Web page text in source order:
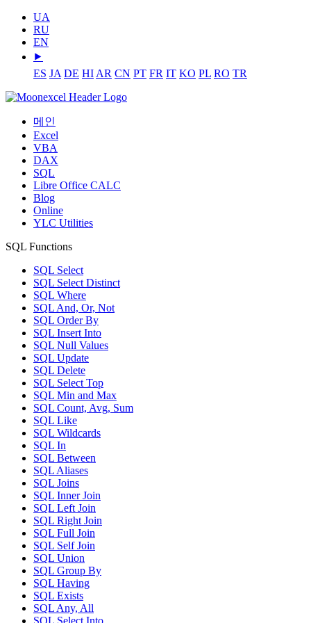
UA
RU
EN
⯈
ES JA DE HI AR CN PT FR IT KO PL RO TR
메인
Excel
VBA
DAX
SQL
Libre Office CALC
Blog
Online
YLC Utilities
SQL Functions
SQL Select
SQL Select Distinct
SQL Where
SQL And, Or, Not
SQL Order By
SQL Insert Into
SQL Null Values
SQL Update
SQL Delete
SQL Select Top
SQL Min and Max
SQL Count, Avg, Sum
SQL Like
SQL Wildcards
SQL In
SQL Between
SQL Aliases
SQL Joins
SQL Inner Join
SQL Left Join
SQL Right Join
SQL Full Join
SQL Self Join
SQL Union
SQL Group By
SQL Having
SQL Exists
SQL Any, All
SQL Select Into